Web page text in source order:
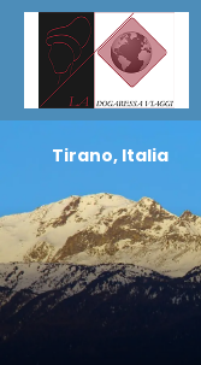
Tirano, Italia